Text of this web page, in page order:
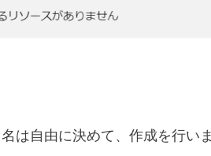
は自由に決めて、作成を行い